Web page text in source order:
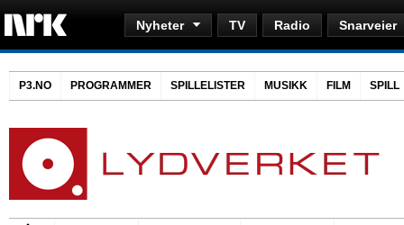
Nyheter TV Radio Snarveier
P3.NO PROGRAMMER SPILLELISTER MUSIKK FILM SPILL